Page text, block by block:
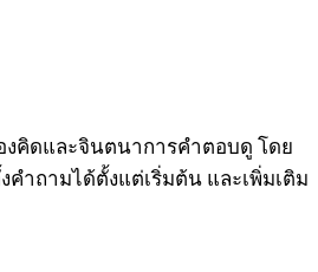
งคิดและจินตนาการคำตอบดู โดย
ำถามได้ตั้งแต่เริ่มต้น และเพิ่มเติม